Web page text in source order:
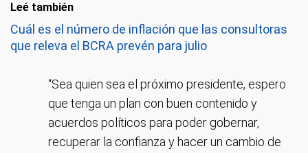
Leé también
Cuál es el número de inflación que las consultoras
que releva el BCRA prevén para julio
“Sea quien sea el próximo presidente, espero
que tenga un plan con buen contenido y
acuerdos políticos para poder gobernar,
recuperar la confianza y hacer un cambio de